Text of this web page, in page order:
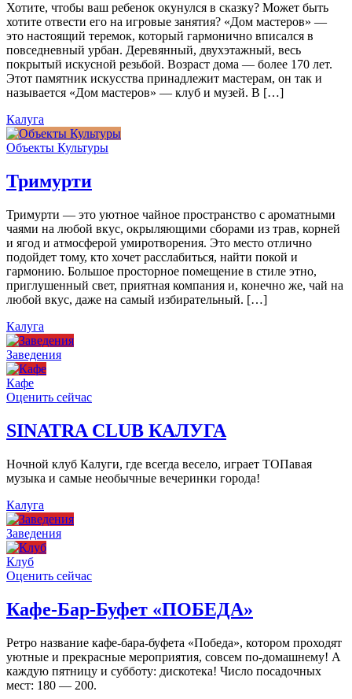
Хотите, чтобы ваш ребенок окунулся в сказку? Может быть
хотите отвести его на игровые занятия? «Дом мастеров» —
это настоящий теремок, который гармонично вписался в
повседневный урбан. Деревянный, двухэтажный, весь
покрытый искусной резьбой. Возраст дома — более 170 лет.
Этот памятник искусства принадлежит мастерам, он так и
называется «Дом мастеров» — клуб и музей. В […]
Калуга
Объекты Культуры
Тримурти
Тримурти — это уютное чайное пространство с ароматными
чаями на любой вкус, окрыляющими сборами из трав, корней
и ягод и атмосферой умиротворения. Это место отлично
подойдет тому, кто хочет расслабиться, найти покой и
гармонию. Большое просторное помещение в стиле этно,
приглушенный свет, приятная компания и, конечно же, чай на
любой вкус, даже на самый избирательный. […]
Калуга
Заведения
Кафе
Оценить сейчас
SINATRA CLUB КАЛУГА
Ночной клуб Калуги, где всегда весело, играет ТОПавая
музыка и самые необычные вечеринки города!
Калуга
Заведения
Клуб
Оценить сейчас
Кафе-Бар-Буфет «ПОБЕДА»
Ретро название кафе-бара-буфета «Победа», котором проходят
уютные и прекрасные мероприятия, совсем по-домашнему! А
каждую пятницу и субботу: дискотека! Число посадочных
мест: 180 — 200.